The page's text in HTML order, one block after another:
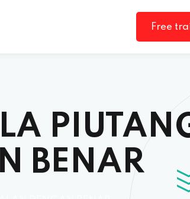
Free
BENAR